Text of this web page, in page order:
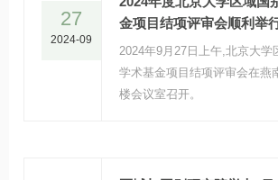
来”。
27
2024-09
金项目结项评审会顺利举
2024年9月27日上午,北京大学
学术基金项目结项评审会在燕
楼会议室召开。